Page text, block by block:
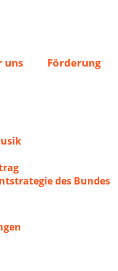
uns Förderung
des Bundes